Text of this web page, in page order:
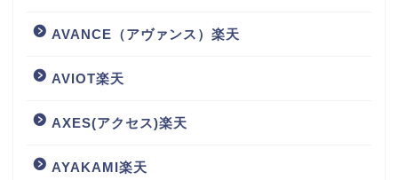
AVANCE（アヴァンス）楽天
AVIOT楽天
AXES(アクセス)楽天
AYAKAMI楽天